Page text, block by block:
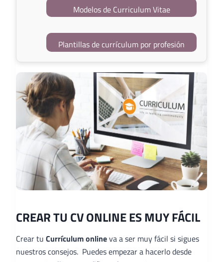
Modelos de Curriculum Vitae
Plantillas de currículum por profesión
CREAR TU CV ONLINE ES MUY FÁCIL
Crear tu Currículum onlineva a ser muy fácil si sigues
nuestros consejos. Puedes empezar a hacerlo desde